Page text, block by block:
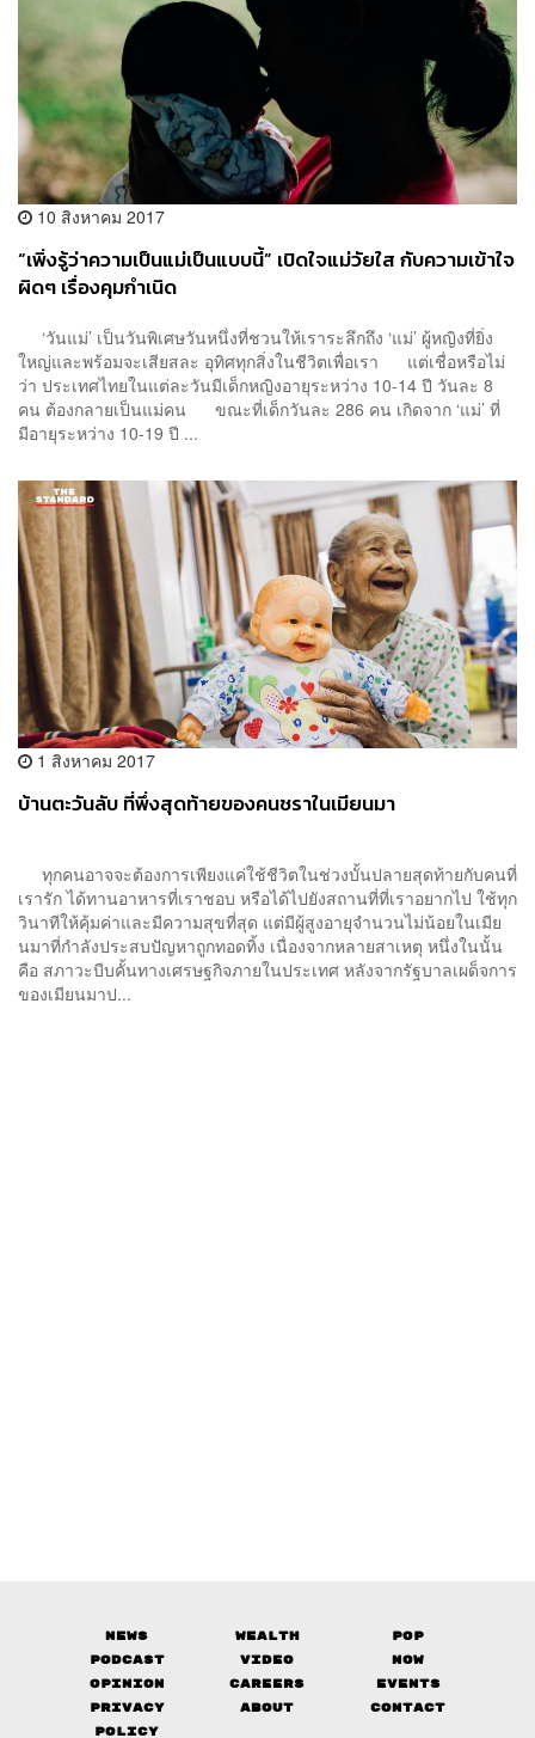
10 สิงหาคม 2017
“เพิ่งรู้ว่าความเป็นแม่เป็นแบบนี้” เปิดใจแม่วัยใส กับความเข้าใจ
ผิดๆ เรื่องคุมกำเนิด
‘วันแม่’ เป็นวันพิเศษวันหนึ่งที่ชวนให้เราระลึกถึง ‘แม่’ ผู้หญิงที่ยิ่ง
ใหญ่และพร้อมจะเสียสละ อุทิศทุกสิ่งในชีวิตเพื่อเรา แต่เชื่อหรือไม่
ว่า ประเทศไทยในแต่ละวันมีเด็กหญิงอายุระหว่าง 10-14 ปี วันละ 8
คน ต้องกลายเป็นแม่คน ขณะที่เด็กวันละ 286 คน เกิดจาก ‘แม่’ ที่
มีอายุระหว่าง 10-19 ปี ...
1 สิงหาคม 2017
บ้านตะวันลับ ที่พึ่งสุดท้ายของคนชราในเมียนมา
ทุกคนอาจจะต้องการเพียงแค่ใช้ชีวิตในช่วงบั้นปลายสุดท้ายกับคนที่
เรารัก ได้ทานอาหารที่เราชอบ หรือได้ไปยังสถานที่ที่เราอยากไป ใช้ทุก
วินาทีให้คุ้มค่าและมีความสุขที่สุด แต่มีผู้สูงอายุจำนวนไม่น้อยในเมีย
นมาที่กำลังประสบปัญหาถูกทอดทิ้ง เนื่องจากหลายสาเหตุ หนึ่งในนั้น
คือ สภาวะบีบคั้นทางเศรษฐกิจภายในประเทศ หลังจากรัฐบาลเผด็จการ
ของเมียนมาป...
News Wealth
Pop
Podcast
Video
Now
Opinion
Careers
Events
Privacy
Policy
About Contact